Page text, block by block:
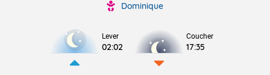
Dominique
Lever
02:02
Coucher
17:35